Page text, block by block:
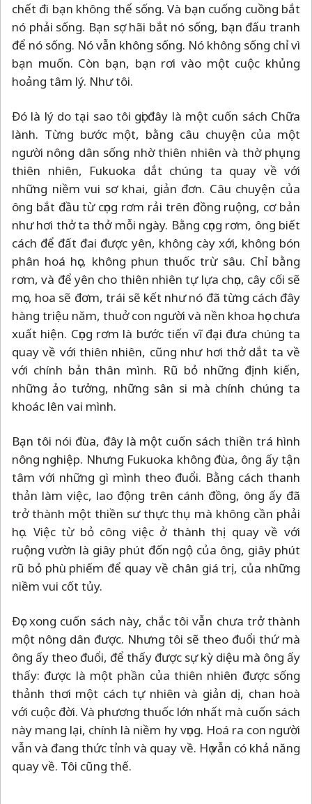
chết đi bạn không thể sống. Và bạn cuống cuồng bắt
nó phải sống. Bạn sợ hãi bắt nó sống, bạn đấu tranh
để nó sống. Nó vẫn không sống. Nó không sống chỉ vì
bạn muốn. Còn bạn, bạn rơi vào một cuộc khủng
hoảng tâm lý. Như tôi.
Đó là lý do tại sao tôi gọi đây là một cuốn sách Chữa
lành. Từng bước một, bằng câu chuyện của một
người nông dân sống nhờ thiên nhiên và thờ phụng
thiên nhiên, Fukuoka dắt chúng ta quay về với
những niềm vui sơ khai, giản đơn. Câu chuyện của
ông bắt đầu từ cọng rơm rải trên đồng ruộng, cơ bản
như hơi thở ta thở mỗi ngày. Bằng cọng rơm, ông biết
cách để đất đai được yên, không cày xới, không bón
phân hoá học, không phun thuốc trừ sâu. Chỉ bằng
rơm, và để yên cho thiên nhiên tự lựa chọn, cây cối sẽ
mọc, hoa sẽ đơm, trái sẽ kết như nó đã từng cách đây
hàng triệu năm, thuở con người và nền khoa học chưa
xuất hiện. Cọng rơm là bước tiến vĩ đại đưa chúng ta
quay về với thiên nhiên, cũng như hơi thở dắt ta về
với chính bản thân mình. Rũ bỏ những định kiến,
những ảo tưởng, những sân si mà chính chúng ta
khoác lên vai mình.
Bạn tôi nói đùa, đây là một cuốn sách thiền trá hình
nông nghiệp. Nhưng Fukuoka không đùa, ông ấy tận
tâm với những gì mình theo đuổi. Bằng cách thanh
thản làm việc, lao động trên cánh đồng, ông ấy đã
trở thành một thiền sư thực thụ mà không cần phải
học. Việc từ bỏ công việc ở thành thị quay về với
ruộng vườn là giây phút đốn ngộ của ông, giây phút
rũ bỏ phù phiếm để quay về chân giá trị, của những
niềm vui cốt tủy.
Đọc xong cuốn sách này, chắc tôi vẫn chưa trở thành
một nông dân được. Nhưng tôi sẽ theo đuổi thứ mà
ông ấy theo đuổi, để thấy được sự kỳ diệu mà ông ấy
thấy: được là một phần của thiên nhiên được sống
thảnh thơi một cách tự nhiên và giản dị, chan hoà
với cuộc đời. Và phương thuốc lớn nhất mà cuốn sách
này mang lại, chính là niềm hy vọng. Hoá ra con người
vẫn và đang thức tỉnh và quay về. Họ vẫn có khả năng
quay về. Tôi cũng thế.